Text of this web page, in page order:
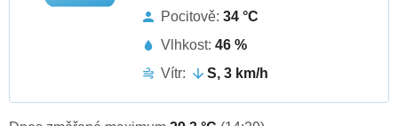
Pocitově: 34 °C
Vlhkost: 46 %
Vítr:
S, 3 km/h